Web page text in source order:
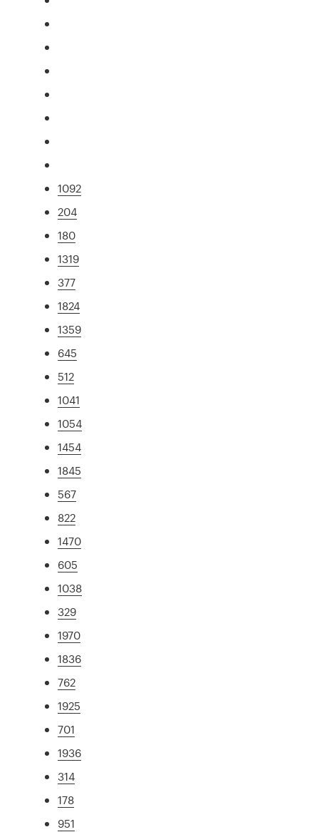
1092
204
180
1319
377
1824
1359
645
512
1041
1054
1454
1845
567
822
1470
605
1038
329
1970
1836
762
1925
701
1936
314
178
951